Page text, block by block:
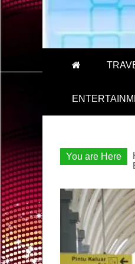
You are Here